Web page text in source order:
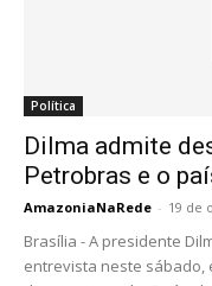
Política
Dilma admite
Petrobras e o
AmazoniaNaRede - 19 de
Brasília - A presidente
entrevista neste sábado,